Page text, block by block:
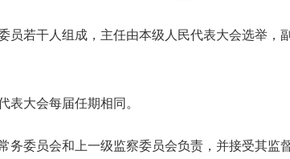
若干人组成，主任由本级人民代表大会选举，
大会每届任期相同。
委员会和上一级监察委员会负责，并接受其监督